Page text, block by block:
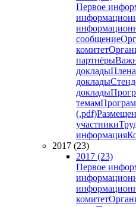
Первое
сообщение
комитет
партнёры
доклады
доклады
доклады
темам
(.pdf)
участники
информация
2017 (23)
2017 (23)
Первое
комитет